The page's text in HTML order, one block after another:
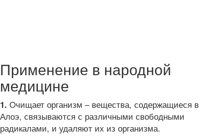
Применение в народной
медицине
1. Очищает организм – вещества, содержащиеся в
Алоэ, связываются с различными свободными
радикалами, и удаляют их из организма.